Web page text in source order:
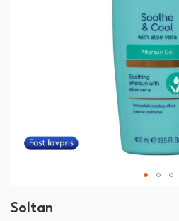
Soltan
til